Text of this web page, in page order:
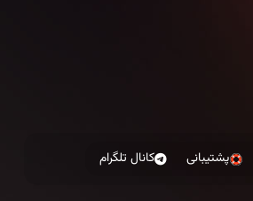
پشتیبانی کانال تلگرام